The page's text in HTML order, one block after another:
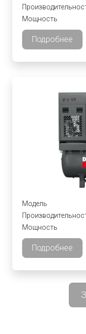
Мощность
Подробнее
Модель
Мощность
Подробнее